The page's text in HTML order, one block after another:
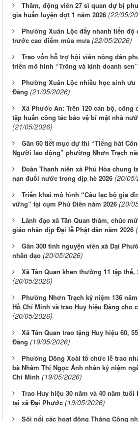
Thăm, động viên 27 sĩ quan dự bị
gia huấn luyện đợt 1 năm 2026 (22/05/
Phường Xuân Lộc đẩy nhanh tiến độ
trước cao điểm mùa mưa (22/05/2026)
Trao vốn hỗ trợ hội viên nông dân
triển mô hình “Trồng và kinh doanh sen”
Phường Xuân Lộc nhiều học sinh
Đảng (21/05/2026)
Xã Phước An: Trên 120 cán bộ,
tập huấn công tác bảo vệ bí mật nhà
(21/05/2026)
Gần 60 tiết mục dự thi “Tiếng hát
Người lao động” phường Nhơn Trạch
Đoàn Thanh niên xã Phú Hòa chung
nạn đuối nước trong dịp hè 2026 (20/
Triển khai mô hình “Câu lạc bộ gia
vững” tại cụm Phú Điền năm 2026 (20/
Lãnh đạo xã Tân Quan thăm, chúc
giáo nhân dịp Đại lễ Phật đản năm 2026
Gần 300 tình nguyện viên xã Đại
nhân đạo (20/05/2026)
Xã Tân Quan khen thưởng 11 tập thể,
(20/05/2026)
Phường Nhơn Trạch kỷ niệm 136
Hồ Chí Minh và trao Huy hiệu Đảng cho
(20/05/2026)
Xã Tân Quan trao tặng Huy hiệu 60,
Đảng (19/05/2026)
Phường Đồng Xoài tổ chức lễ trao
bà Nhâm Thị Ngọc Ánh nhân kỷ niệm
Chí Minh (19/05/2026)
Trao Huy hiệu 30 năm và 40 năm
tại xã Đại Phước (19/05/2026)
Sôi nổi các hoạt động Tháng Công